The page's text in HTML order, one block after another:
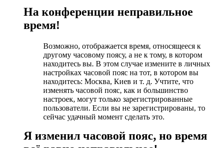
На конференции неправильное
время!
Возможно, отображается время, относящееся к
другому часовому поясу, а не к тому, в котором
находитесь вы. В этом случае измените в личных
настройках часовой пояс на тот, в котором вы
находитесь: Москва, Киев и т. д. Учтите, что
изменять часовой пояс, как и большинство
настроек, могут только зарегистрированные
пользователи. Если вы не зарегистрированы, то
сейчас удачный момент сделать это.
Я изменил часовой пояс, но время